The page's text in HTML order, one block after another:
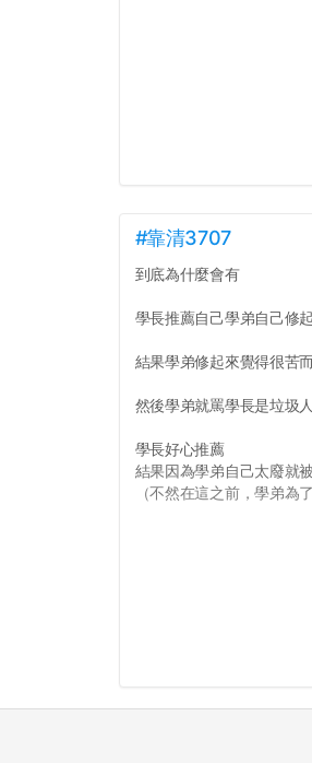
#靠清3707
到底為什麼會有
學長推薦自己學弟自己修
結果學弟修起來覺得很苦
然後學弟就罵學長是垃圾
學長好心推薦
結果因為學弟自己太廢就
（不然在這之前，學弟為